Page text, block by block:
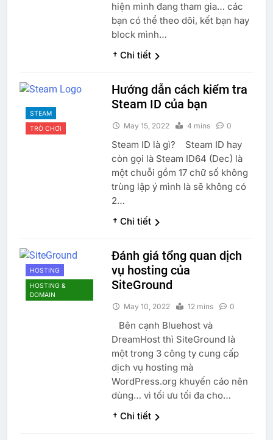
hiện mình đang tham gia… các
bạn có thể theo dõi, kết bạn hay
block mình…
† Chi tiết
STEAM
TRÒ CHƠI
Hướng dẫn cách kiểm tra
Steam ID của bạn
May 15, 2022 4 mins 0
Steam ID là gì? Steam ID hay
còn gọi là Steam ID64 (Dec) là
một chuỗi gồm 17 chữ số không
trùng lặp ý mình là sẽ không có
2…
† Chi tiết
HOSTING
HOSTING &
DOMAIN
Đánh giá tổng quan dịch
vụ hosting của
SiteGround
May 10, 2022 12 mins 0
Bên cạnh Bluehost và
DreamHost thì SiteGround là
một trong 3 công ty cung cấp
dịch vụ hosting mà
WordPress.org khuyến cáo nên
dùng… vì tối ưu tối đa cho…
† Chi tiết